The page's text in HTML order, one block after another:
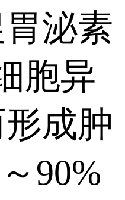
泌素
胞异
成肿
90%